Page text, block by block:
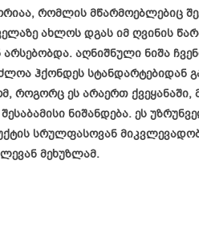
რომლის მწარმოებლებიც
ახლოს დგას იმ ღვინის
აღნიშნული ნიშა
ჰქონდეს სტანდარტებიდან
როგორც ეს არაერთ
ნიშანდება. ეს
სრულფასოვან
მეხუზლამ.